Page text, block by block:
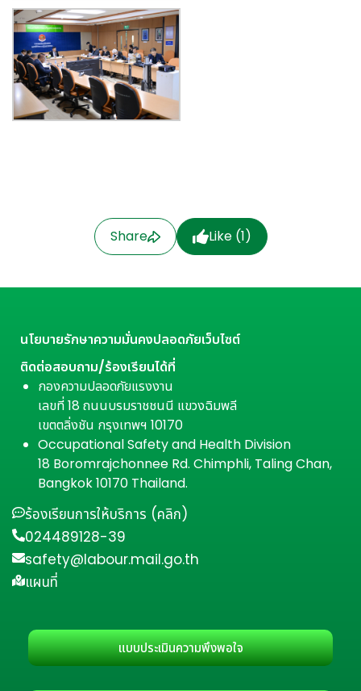
Share Like (1)
นโยบายรักษาความมั่นคงปลอดภัยเว็บไซต์
ติดต่อสอบถาม/ร้องเรียนได้ที่
กองความปลอดภัยแรงงาน
เลขที่ 18 ถนนบรมราชชนนี แขวงฉิมพลี
เขตตลิ่งชัน กรุงเทพฯ 10170
Occupational Safety and Health Division
18 Boromrajchonnee Rd. Chimphli, Taling Chan,
Bangkok 10170 Thailand.
ร้องเรียนการให้บริการ (คลิก)
024489128-39
safety@labour.mail.go.th
แผนที่
แบบประเมินความพึงพอใจ